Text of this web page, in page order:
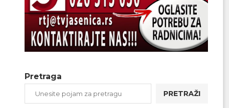
Pretraga
PRETRAŽI